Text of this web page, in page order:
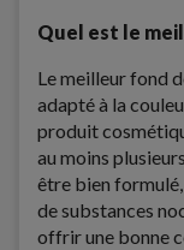
Quel est le
Le meilleur fond
adapté à la
produit
au moins
être bien
de substances
offrir une bonne